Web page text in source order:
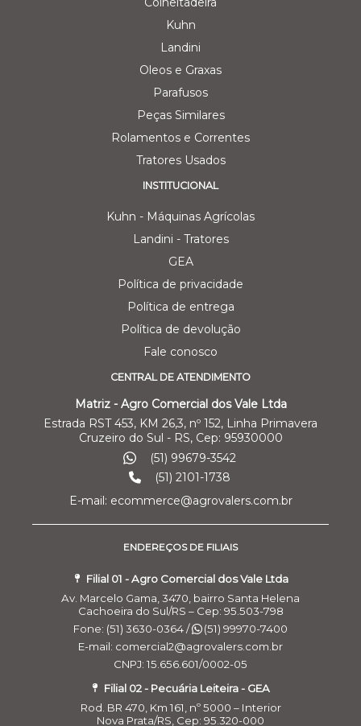
Kuhn
Landini
Oleos e Graxas
Parafusos
Peças Similares
Rolamentos e Correntes
Tratores Usados
INSTITUCIONAL
Kuhn - Máquinas Agrícolas
Landini - Tratores
GEA
Política de privacidade
Política de entrega
Política de devolução
Fale conosco
CENTRAL DE ATENDIMENTO
Matriz - Agro Comercial dos Vale Ltda
Estrada RST 453, KM 26,3, nº 152, Linha Primavera
Cruzeiro do Sul - RS, Cep: 95930000
(51) 99679-3542
(51) 2101-1738
E-mail: ecommerce@agrovalers.com.br
ENDEREÇOS DE FILIAIS
Filial 01 - Agro Comercial dos Vale Ltda
Av. Marcelo Gama, 3470, bairro Santa Helena
Cachoeira do Sul/RS – Cep: 95.503-798
Fone: (51) 3630-0364 /
(51) 99970-7400
E-mail: comercial2@agrovalers.com.br
CNPJ: 15.656.601/0002-05
Filial 02 - Pecuária Leiteira - GEA
Rod. BR 470, Km 161, nº 5000 – Interior
Nova Prata/RS, Cep: 95.320-000